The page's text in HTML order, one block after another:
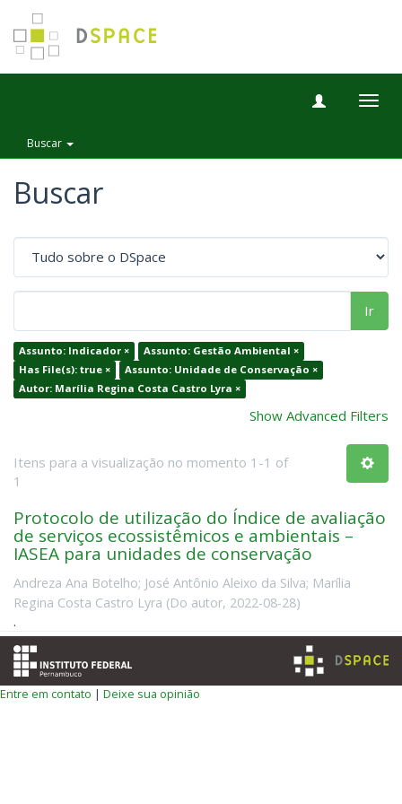
Buscar
Buscar
Ir
Assunto: Indicador ×
Assunto: Gestão Ambiental ×
Has File(s): true ×
Assunto: Unidade de Conservação ×
Autor: Marília Regina Costa Castro Lyra ×
Show Advanced Filters
Itens para a visualização no momento 1-1 of
1
Protocolo de utilização do Índice de avaliação
de serviços ecossistêmicos e ambientais –
IASEA para unidades de conservação
Andreza Ana Botelho; José Antônio Aleixo da Silva; Marília
Regina Costa Castro Lyra (Do autor, 2022-08-28)
.
Entre em contato | Deixe sua opinião